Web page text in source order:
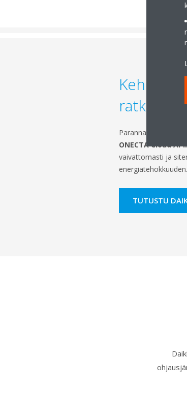
Kehitä
ratkaisut
Paranna sovelluksiasi
ONECTA Cloud
vaivattomasti ja
energiatehokkuuden.
TUTUSTU